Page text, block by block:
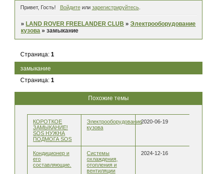
Привет, Гость! Войдитеили зарегистрируйтесь.
» LAND ROVER FREELANDER CLUB »Электрооборудование
кузова »замыкание
замыкание
Страница:1
Страница:1
Похожие темы
КОРОТКОЕ
ЗАМЫКАНИЕ!
SOS НУЖНА
ПОДМОГА SOS
Электрооборудование
кузова
2020-06-19
Кондиционер и
его
составляющие.
Системы
охлаждения,
отопления и
вентиляции
2024-12-16